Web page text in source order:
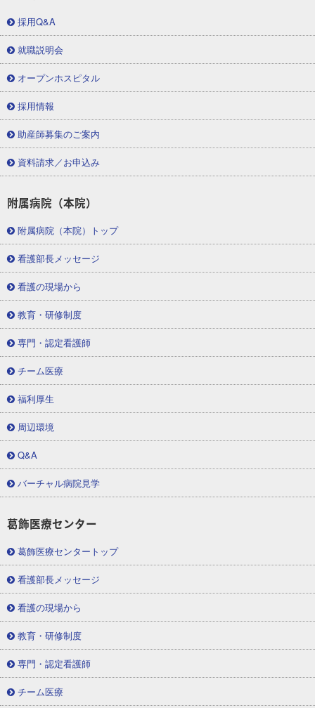
採用Q&A
就職説明会
オープンホスピタル
採用情報
助産師募集のご案内
資料請求／お申込み
附属病院（本院）
附属病院（本院）トップ
看護部長メッセージ
看護の現場から
教育・研修制度
専門・認定看護師
チーム医療
福利厚生
周辺環境
Q&A
バーチャル病院見学
葛飾医療センター
葛飾医療センタートップ
看護部長メッセージ
看護の現場から
教育・研修制度
専門・認定看護師
チーム医療